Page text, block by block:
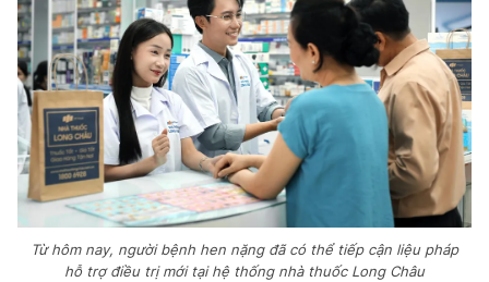
VTV9 VTV8
Liên hệ tòa soạn English
THỜI BÁO VTV
Từ hôm nay, người bệnh hen nặng đã có thể tiếp cận liệu pháp
hỗ trợ điều trị mới tại hệ thống nhà thuốc Long Châu